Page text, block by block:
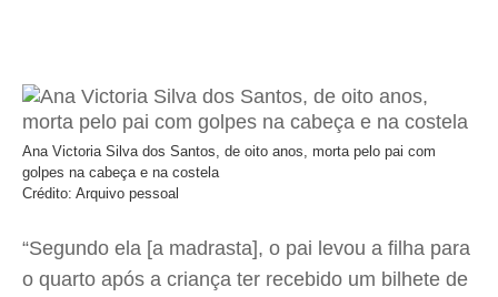
Ana Victoria Silva dos Santos, de oito anos, morta pelo pai com
golpes na cabeça e na costela
Crédito: Arquivo pessoal
“Segundo ela [a madrasta], o pai levou a filha para
o quarto após a criança ter recebido um bilhete de